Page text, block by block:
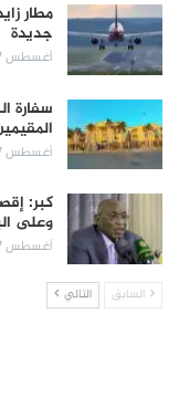
مطار
جديدة
أغسطس 7, 2026
سفارة
أغسطس 7, 2026
كبر:
وعلى
أغسطس 7, 2026
السابق التالي